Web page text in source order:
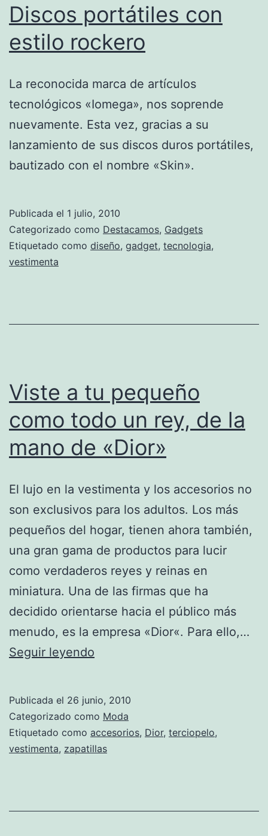
Discos portátiles con
estilo rockero
La reconocida marca de artículos
tecnológicos «Iomega», nos soprende
nuevamente. Esta vez, gracias a su
lanzamiento de sus discos duros portátiles,
bautizado con el nombre «Skin».
Publicada el 1 julio, 2010
Categorizado como Destacamos, Gadgets
Etiquetado como diseño, gadget, tecnologia,
vestimenta
Viste a tu pequeño
como todo un rey, de la
mano de «Dior»
El lujo en la vestimenta y los accesorios no
son exclusivos para los adultos. Los más
pequeños del hogar, tienen ahora también,
una gran gama de productos para lucir
como verdaderos reyes y reinas en
miniatura. Una de las firmas que ha
decidido orientarse hacia el público más
menudo, es la empresa «Dior«. Para ello,…
Seguir leyendo
pequeño
como
todo
de
Publicada el 26 junio, 2010
Categorizado como Moda
Etiquetado como accesorios, Dior, terciopelo,
vestimenta, zapatillas